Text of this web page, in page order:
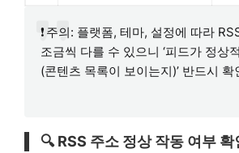
❗ 주의: 플랫폼, 테마, 설정에 따라
조금씩 다를 수 있으니 ‘피드가 정상
(콘텐츠 목록이 보이는지)’ 반드시 확
🔍 RSS 주소 정상 작동 여부 확